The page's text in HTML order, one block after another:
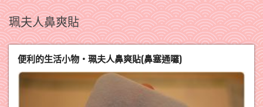
珮夫人鼻爽貼
便利的生活小物‧珮夫人鼻爽貼(鼻塞通囉)